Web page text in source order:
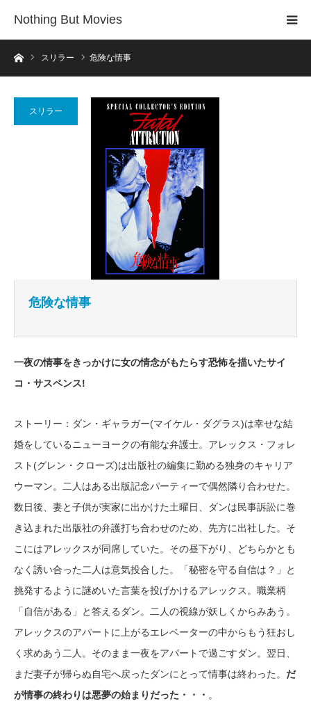
Nothing But Movies
ホームスリラー 危険な情事
スリラー
危険な情事
一夜の情事をきっかけに女の情念がもたらす恐怖を描いたサイ
コ・サスペンス!
ストーリー：ダン・ギャラガー(マイケル・ダグラス)は幸せな結
婚をしているニューヨークの有能な弁護士。アレックス・フォレ
スト(グレン・クローズ)は出版社の編集に勤める独身のキャリア
ウーマン。二人はある出版記念パーティーで偶然隣り合わせた。
数日後、妻と子供が実家に出かけた土曜日、ダンは民事訴訟に巻
き込まれた出版社の弁護打ち合わせのため、先方に出社した。そ
こにはアレックスが同席していた。その昼下がり、どちらかとも
なく誘い合った二人は意気投合した。「秘密を守る自信は？」と
挑発するように謎めいた言葉を投げかけるアレックス。職業柄
「自信がある」と答えるダン。二人の視線が妖しくからみあう。
アレックスのアパートに上がるエレベーターの中からもう狂おし
く求めあう二人。そのまま一夜をアパートで過ごすダン。翌日、
まだ妻子が帰らぬ自宅へ戻ったダンにとって情事は終わった。 だ
が情事の終わりは悪夢の始まりだった・・・ 。